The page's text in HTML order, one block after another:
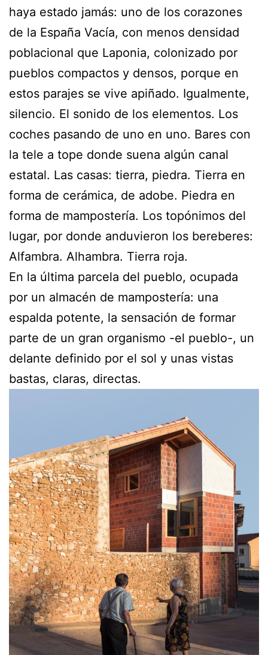
haya estado jamás: uno de los corazones
de la España Vacía, con menos densidad
poblacional que Laponia, colonizado por
pueblos compactos y densos, porque en
estos parajes se vive apiñado. Igualmente,
silencio. El sonido de los elementos. Los
coches pasando de uno en uno. Bares con
la tele a tope donde suena algún canal
estatal. Las casas: tierra, piedra. Tierra en
forma de cerámica, de adobe. Piedra en
forma de mampostería. Los topónimos del
lugar, por donde anduvieron los bereberes:
Alfambra. Alhambra. Tierra roja.
En la última parcela del pueblo, ocupada
por un almacén de mampostería: una
espalda potente, la sensación de formar
parte de un gran organismo -el pueblo-, un
delante definido por el sol y unas vistas
bastas, claras, directas.